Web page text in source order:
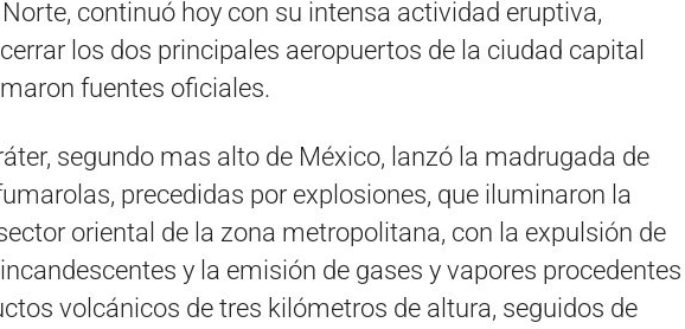
continuó hoy con su intensa actividad eruptiva,
los dos principales aeropuertos de la ciudad capital
fuentes oficiales.
segundo mas alto de México, lanzó la madrugada de
precedidas por explosiones, que iluminaron la
oriental de la zona metropolitana, con la expulsión de
y la emisión de gases y vapores procedentes
volcánicos de tres kilómetros de altura, seguidos de